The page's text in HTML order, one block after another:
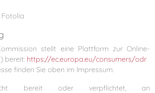
stellt eine Plattform zur Online-
bereit: https://ec.europa.eu/consumers/odr
finden Sie oben im Impressum.
bereit oder verpflichtet, an